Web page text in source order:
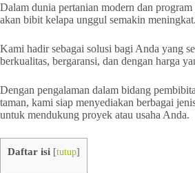
Dalam dunia pertanian modern dan
akan bibit kelapa unggul semakin meningkat.
Kami hadir sebagai solusi bagi Anda yang
berkualitas, bergaransi, dan dengan harga
Dengan pengalaman dalam bidang
taman, kami siap menyediakan berbagai
untuk mendukung proyek atau usaha Anda.
Daftar isi [tutup]